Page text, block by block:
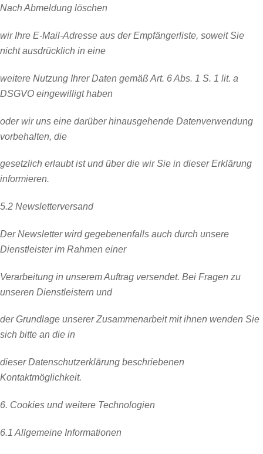
Nach Abmeldung löschen
wir Ihre E-Mail-Adresse aus der Empfängerliste, soweit Sie
nicht ausdrücklich in eine
weitere Nutzung Ihrer Daten gemäß Art. 6 Abs. 1 S. 1 lit. a
DSGVO eingewilligt haben
oder wir uns eine darüber hinausgehende Datenverwendung
vorbehalten, die
gesetzlich erlaubt ist und über die wir Sie in dieser Erklärung
informieren.
5.2 Newsletterversand
Der Newsletter wird gegebenenfalls auch durch unsere
Dienstleister im Rahmen einer
Verarbeitung in unserem Auftrag versendet. Bei Fragen zu
unseren Dienstleistern und
der Grundlage unserer Zusammenarbeit mit ihnen wenden Sie
sich bitte an die in
dieser Datenschutzerklärung beschriebenen
Kontaktmöglichkeit.
6. Cookies und weitere Technologien
6.1 Allgemeine Informationen